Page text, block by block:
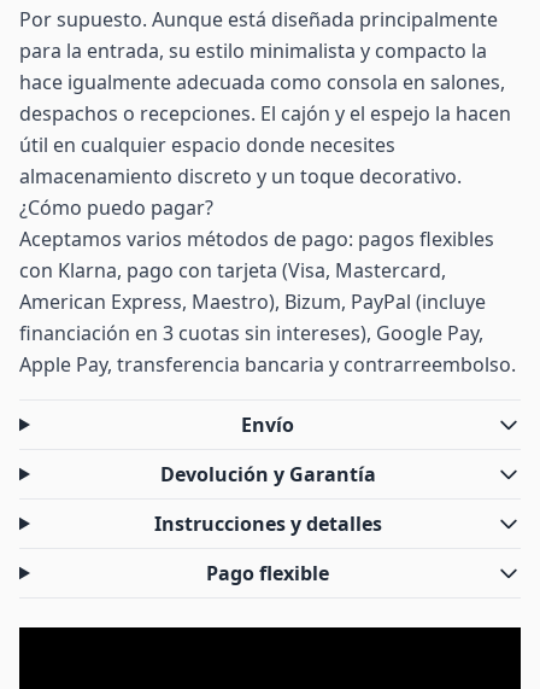
Por supuesto. Aunque está diseñada principalmente
para la entrada, su estilo minimalista y compacto la
hace igualmente adecuada como consola en salones,
despachos o recepciones. El cajón y el espejo la hacen
útil en cualquier espacio donde necesites
almacenamiento discreto y un toque decorativo.
¿Cómo puedo pagar?
Aceptamos varios métodos de pago: pagos flexibles
con Klarna, pago con tarjeta (Visa, Mastercard,
American Express, Maestro), Bizum, PayPal (incluye
financiación en 3 cuotas sin intereses), Google Pay,
Apple Pay, transferencia bancaria y contrarreembolso.
Envío
Devolución y Garantía
Instrucciones y detalles
Pago flexible